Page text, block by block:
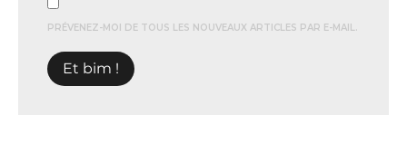
PRÉVENEZ-MOI DE TOUS LES NOUVEAUX ARTICLES PAR E-MAIL.